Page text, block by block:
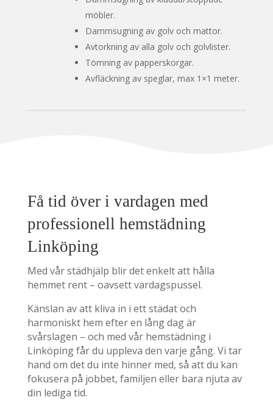
möbler.
Dammsugning av golv och mattor.
Avtorkning av alla golv och golvlister.
Tömning av papperskorgar.
Avfläckning av speglar, max 1×1 meter.
Få tid över i vardagen med
professionell hemstädning
Linköping
Med vår städhjälp blir det enkelt att hålla
hemmet rent – oavsett vardagspussel.
Känslan av att kliva in i ett städat och
harmoniskt hem efter en lång dag är
svårslagen – och med vår hemstädning i
Linköping får du uppleva den varje gång. Vi tar
hand om det du inte hinner med, så att du kan
fokusera på jobbet, familjen eller bara njuta av
din lediga tid.